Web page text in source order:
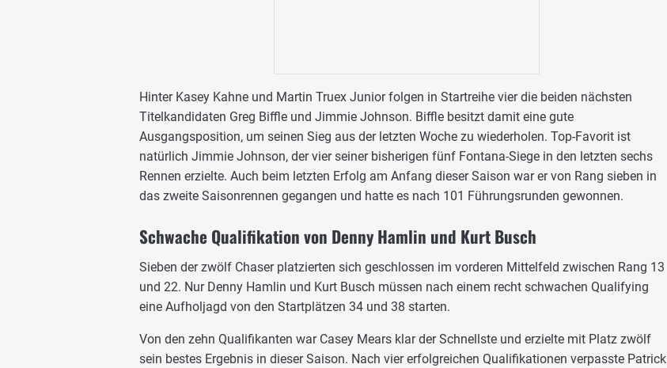
Hinter Kasey Kahne und Martin Truex Junior folgen in Startreihe vier die beiden nächsten
Titelkandidaten Greg Biffle und Jimmie Johnson. Biffle besitzt damit eine gute
Ausgangsposition, um seinen Sieg aus der letzten Woche zu wiederholen. Top-Favorit ist
natürlich Jimmie Johnson, der vier seiner bisherigen fünf Fontana-Siege in den letzten sechs
Rennen erzielte. Auch beim letzten Erfolg am Anfang dieser Saison war er von Rang sieben in
das zweite Saisonrennen gegangen und hatte es nach 101 Führungsrunden gewonnen.
Schwache Qualifikation von Denny Hamlin und Kurt Busch
Sieben der zwölf Chaser platzierten sich geschlossen im vorderen Mittelfeld zwischen Rang 13
und 22. Nur Denny Hamlin und Kurt Busch müssen nach einem recht schwachen Qualifying
eine Aufholjagd von den Startplätzen 34 und 38 starten.
Von den zehn Qualifikanten war Casey Mears klar der Schnellste und erzielte mit Platz zwölf
sein bestes Ergebnis in dieser Saison. Nach vier erfolgreichen Qualifikationen verpasste Patrick